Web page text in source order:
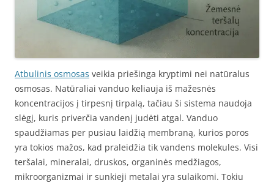
Atbulinis osmosas veikia priešinga kryptimi nei natūralus
osmosas. Natūraliai vanduo keliauja iš mažesnės
koncentracijos į tirpesnį tirpalą, tačiau ši sistema naudoja
slėgį, kuris priverčia vandenį judėti atgal. Vanduo
spaudžiamas per pusiau laidžią membraną, kurios poros
yra tokios mažos, kad praleidžia tik vandens molekules. Visi
teršalai, mineralai, druskos, organinės medžiagos,
mikroorganizmai ir sunkieji metalai yra sulaikomi. Tokiu